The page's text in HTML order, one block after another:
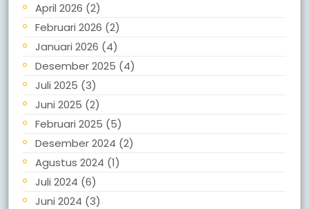
April 2026 (2)
Februari 2026 (2)
Januari 2026 (4)
Desember 2025 (4)
Juli 2025 (3)
Juni 2025 (2)
Februari 2025 (5)
Desember 2024 (2)
Agustus 2024 (1)
Juli 2024 (6)
Juni 2024 (3)